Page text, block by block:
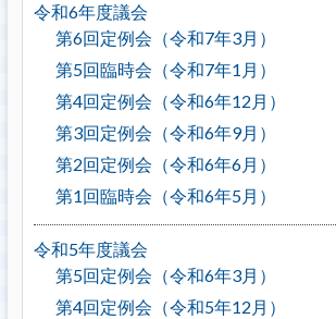
令和6年度議会
第6回定例会（令和7年3月）
第5回臨時会（令和7年1月）
第4回定例会（令和6年12月）
第3回定例会（令和6年9月）
第2回定例会（令和6年6月）
第1回臨時会（令和6年5月）
令和5年度議会
第5回定例会（令和6年3月）
第4回定例会（令和5年12月）